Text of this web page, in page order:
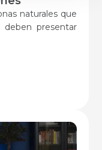
naturales que
deben presentar